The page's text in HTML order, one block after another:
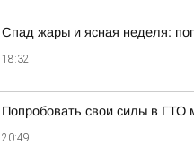
Спад жары и ясная неделя:
18:32
Попробовать свои силы в ГТО
20:49